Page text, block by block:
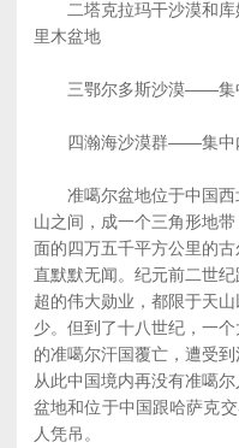
二塔克拉玛干沙漠和库
里木盆地
三鄂尔多斯沙漠——集
四瀚海沙漠群——集中
准噶尔盆地位于中国西
山之间，成一个三角形地
面的四万五千平方公里的
直默默无闻。纪元前二世
超的伟大勋业，都限于天
少。但到了十八世纪，一
的准噶尔汗国覆亡，遭受
从此中国境内再没有准噶
盆地和位于中国跟哈萨克
人凭吊。